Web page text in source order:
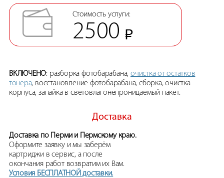
Стоимость услуги:
2500
ВКЛЮЧЕНО: разборка фотобарабана, очистка от остатков
тонера, восстановление фотобарабана, сборка, очистка
корпуса, запайка в световлагонепроницаемый пакет.
Доставка
Доставка по Перми и Пермскому краю.
Оформите заявку и мы заберём
картриджи в сервис, а после
окончания работ возвратим их Вам.
Условия БЕСПЛАТНОЙ доставки.